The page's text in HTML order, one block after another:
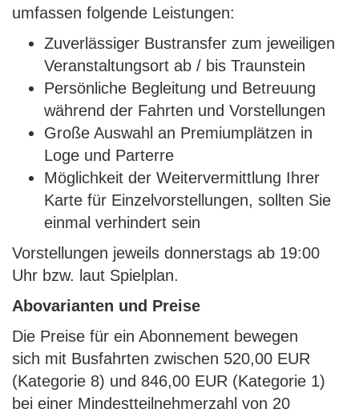
umfassen folgende Leistungen:
Zuverlässiger Bustransfer zum jeweiligen
Veranstaltungsort ab / bis Traunstein
Persönliche Begleitung und Betreuung
während der Fahrten und Vorstellungen
Große Auswahl an Premiumplätzen in
Loge und Parterre
Möglichkeit der Weitervermittlung Ihrer
Karte für Einzelvorstellungen, sollten Sie
einmal verhindert sein
Vorstellungen jeweils donnerstags ab 19:00
Uhr bzw. laut Spielplan.
Abovarianten und Preise
Die Preise für ein Abonnement bewegen
sich mit Busfahrten zwischen 520,00 EUR
(Kategorie 8) und 846,00 EUR (Kategorie 1)
bei einer Mindestteilnehmerzahl von 20